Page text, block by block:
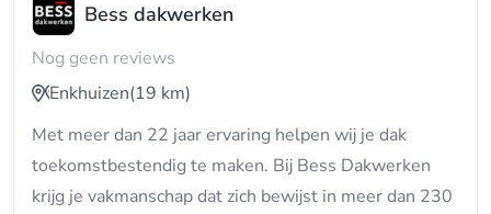
Bess dakwerken
Nog geen reviews
Enkhuizen(19 km)
Met meer dan 22 jaar ervaring helpen wij je dak
toekomstbestendig te maken. Bij Bess Dakwerken
krijg je vakmanschap dat zich bewijst in meer dan 230